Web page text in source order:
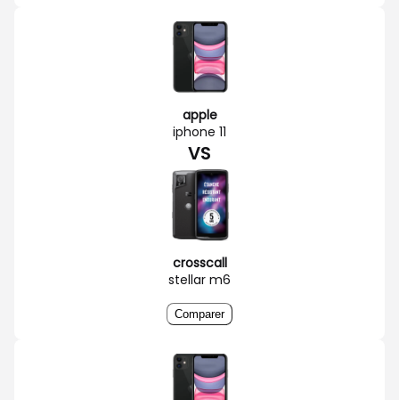
apple
iphone 11
VS
crosscall
stellar m6
Comparer